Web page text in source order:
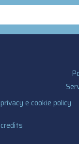
privacy e cookie policy
credits